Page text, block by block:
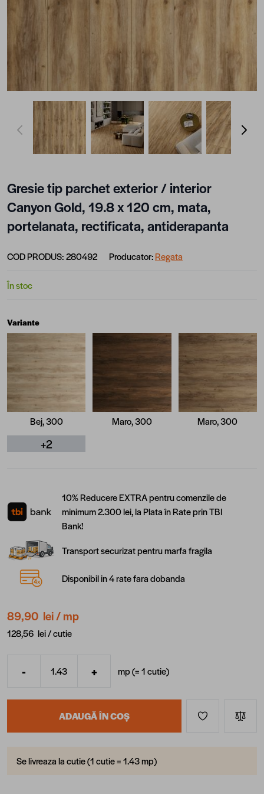
View larger image View larger imageView larger image
Gresie tip parchet exterior / interior
Canyon Gold, 19.8 x 120 cm, mata,
portelanata, rectificata, antiderapanta
COD PRODUS:280492 Producator:Regata
În stoc
Variante
Bej, 300 Maro, 300 Maro, 300
+2
10% Reducere EXTRA pentru comenzile de
minimum 2.300 lei, la Plata în Rate prin TBI
Bank!
Transport securizat pentru marfa fragila
Disponibil in 4 rate fara dobanda
89,90 lei/ mp
128,56 lei /cutie
Cantitate
- + mp (=1cutie)
ADAUGĂ ÎN COȘ
Se livreaza la cutie (1 cutie = 1.43 mp)